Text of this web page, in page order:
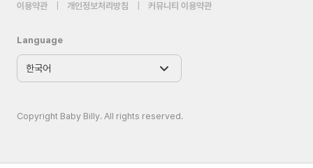
이용약관 개인정보처리방침 커뮤니티 이용약관
Language
Copyright Baby Billy. All rights reserved.